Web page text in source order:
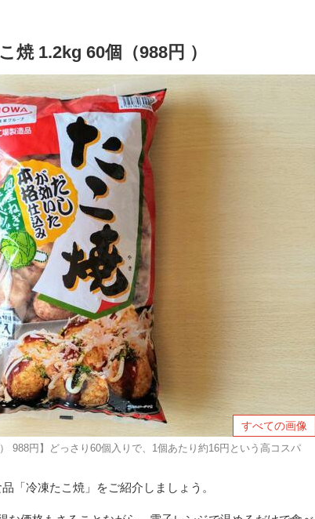
焼 1.2kg 60個（988円 ）
すべての画像
988円】どっさり60個入りで、1個あたり約16円という高コスパ
「冷凍たこ焼」をご紹介しましょう。